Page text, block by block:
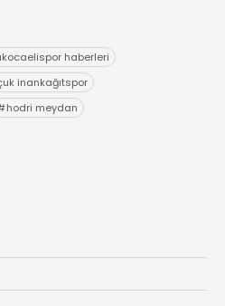
haberleri
inankağıtspor
hodri meydan